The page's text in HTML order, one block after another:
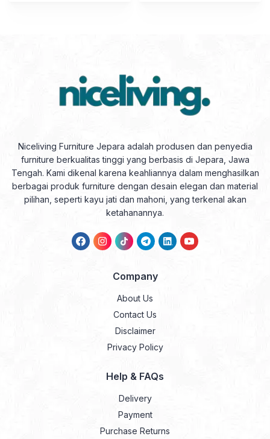
Niceliving Furniture Jepara adalah produsen dan penyedia
furniture berkualitas tinggi yang berbasis di Jepara, Jawa
Tengah. Kami dikenal karena keahliannya dalam menghasilkan
berbagai produk furniture dengan desain elegan dan material
pilihan, seperti kayu jati dan mahoni, yang terkenal akan
ketahanannya.
Company
About Us
Contact Us
Disclaimer
Privacy Policy
Help & FAQs
Delivery
Payment
Purchase Returns